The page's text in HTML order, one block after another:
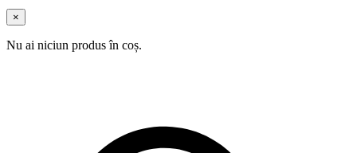
×
Nu ai niciun produs în coș.